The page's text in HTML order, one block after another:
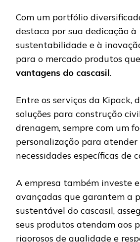
Com um portfólio
destaca por sua dedicação à
sustentabilidade e à
para o mercado produtos
vantagens do cascasil.
Entre os serviços da Kipack,
soluções para construção
drenagem, sempre com um
personalização para atender
necessidades específicas de
A empresa também investe
avançadas que garantem a
sustentável do cascasil,
seus produtos atendam aos
rigorosos de qualidade e